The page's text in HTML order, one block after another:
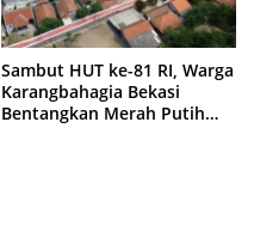
Sambut HUT ke-81 RI, Warga
Karangbahagia Bekasi
Bentangkan Merah Putih